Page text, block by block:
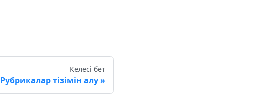
Келесі бет
Рубрикалар тізімін алу